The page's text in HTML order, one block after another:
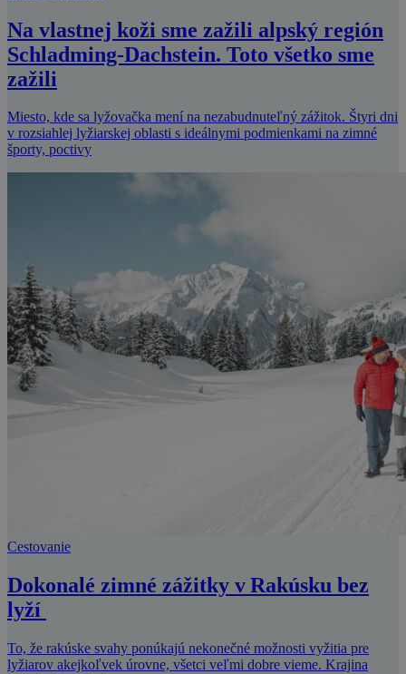
Na vlastnej koži sme zažili alpský región
Schladming-Dachstein. Toto všetko sme
zažili
Miesto, kde sa lyžovačka mení na nezabudnuteľný zážitok. Štyri dni
v rozsiahlej lyžiarskej oblasti s ideálnymi podmienkami na zimné
športy, poctivy
Cestovanie
Dokonalé zimné zážitky v Rakúsku bez
lyží
To, že rakúske svahy ponúkajú nekonečné možnosti vyžitia pre
lyžiarov akejkoľvek úrovne, všetci veľmi dobre vieme. Krajina